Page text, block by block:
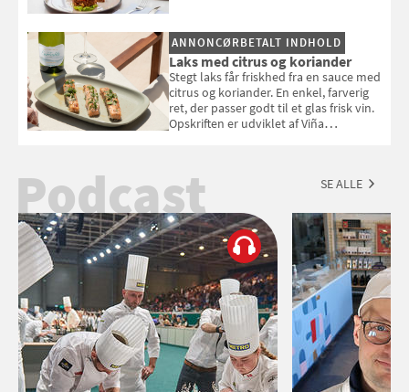
ANNONCØRBETALT INDHOLD
Laks med citrus og koriander
Stegt laks får friskhed fra en sauce med
citrus og koriander. En enkel, farverig
ret, der passer godt til et glas frisk vin.
Opskriften er udviklet af Viña
Podcast SE ALLE